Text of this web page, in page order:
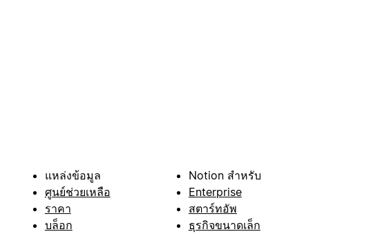
แหล่งข้อมูล
ศูนย์ช่วยเหลือ
ราคา
บล็อก
Notion สำหรับ
Enterprise
สตาร์ทอัพ
ธุรกิจขนาดเล็ก